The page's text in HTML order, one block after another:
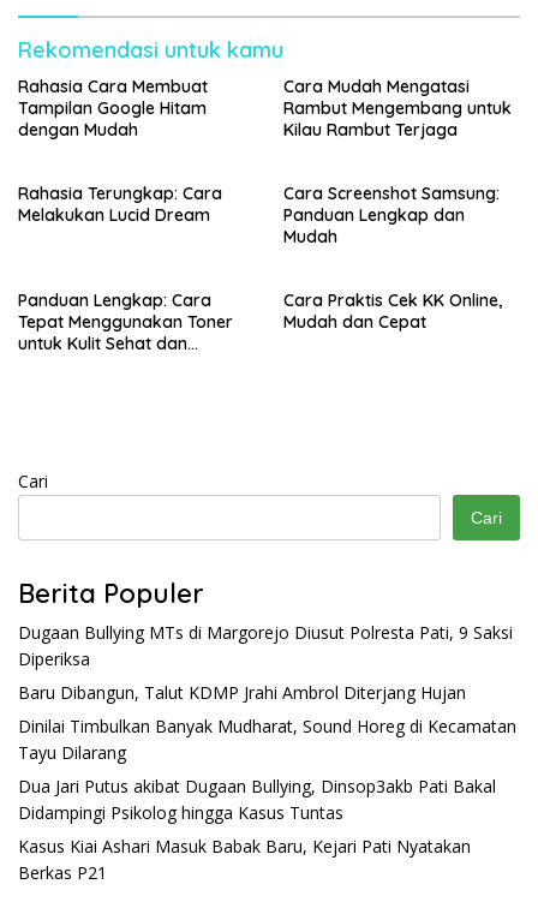
Rekomendasi untuk kamu
Rahasia Cara Membuat
Tampilan Google Hitam
dengan Mudah
Cara Mudah Mengatasi
Rambut Mengembang untuk
Kilau Rambut Terjaga
Rahasia Terungkap: Cara
Melakukan Lucid Dream
Cara Screenshot Samsung:
Panduan Lengkap dan
Mudah
Panduan Lengkap: Cara
Tepat Menggunakan Toner
untuk Kulit Sehat dan
Cara Praktis Cek KK Online,
Mudah dan Cepat
Cari
Cari
Berita Populer
Dugaan Bullying MTs di Margorejo Diusut Polresta Pati, 9 Saksi
Diperiksa
Baru Dibangun, Talut KDMP Jrahi Ambrol Diterjang Hujan
Dinilai Timbulkan Banyak Mudharat, Sound Horeg di Kecamatan
Tayu Dilarang
Dua Jari Putus akibat Dugaan Bullying, Dinsop3akb Pati Bakal
Didampingi Psikolog hingga Kasus Tuntas
Kasus Kiai Ashari Masuk Babak Baru, Kejari Pati Nyatakan
Berkas P21